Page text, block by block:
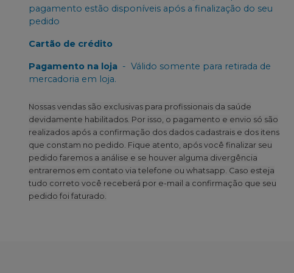
pagamento estão disponíveis após a finalização do seu
pedido
Cartão de crédito
Pagamento na loja - Válido somente para retirada de
mercadoria em loja.
Nossas vendas são exclusivas para profissionais da saúde
devidamente habilitados. Por isso, o pagamento e envio só são
realizados após a confirmação dos dados cadastrais e dos itens
que constam no pedido. Fique atento, após você finalizar seu
pedido faremos a análise e se houver alguma divergência
entraremos em contato via telefone ou whatsapp. Caso esteja
tudo correto você receberá por e-mail a confirmação que seu
pedido foi faturado.